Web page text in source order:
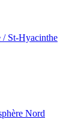
/ St-Hyacinthe
Nord